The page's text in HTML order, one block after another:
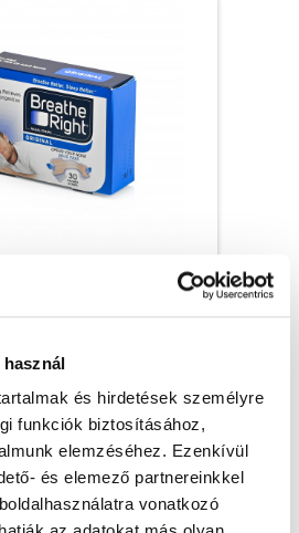
és hirdetések személyre
funkciók biztosításához,
elemzéséhez. Ezenkívül
és elemező partnereinkkel
vonatkozó
orrtapasz Original, S/M – 30x
(bruttó 7 874 Ft )
Raktáron
db
KOSÁRBA